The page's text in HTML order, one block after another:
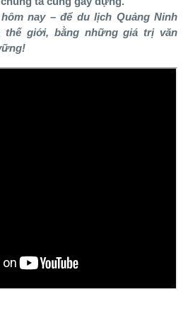
nay – để du lịch Quảng Ninh
thế giới, bằng những giá trị văn